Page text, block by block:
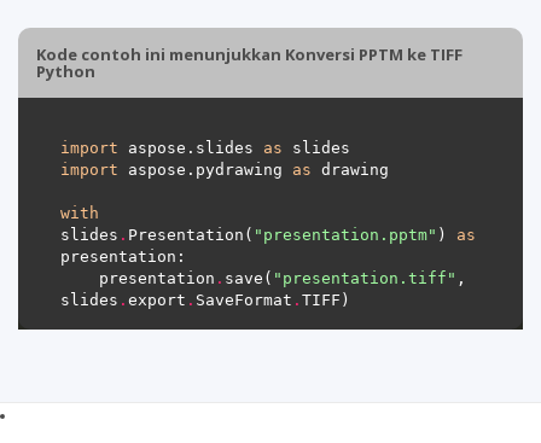
Kode contoh ini menunjukkan Konversi PPTM ke TIFF
Python
import aspose.slides as
import aspose.pydrawing as
with
slides . Presentation( "presentation.pptm" ) as
    presentation
. save( "presentation.tiff" ,
slides . export . SaveFormat .